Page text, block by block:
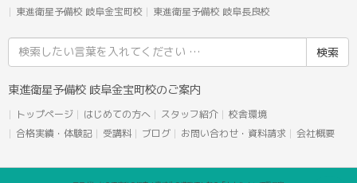
東進衛星予備校 岐阜金宝町校
東進衛星予備校 岐阜長良校
索
結
東進衛星予備校 岐阜金宝町校のご案内
トップページ はじめての方へ スタッフ紹介
校舎環境
合格実績・体験記
受講料 ブログ お問い合わせ・資料請求 会社概要